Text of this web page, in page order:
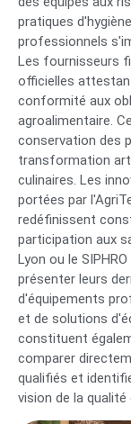
pratiques
professionnels
Les fournisseurs
officielles
conformité aux
agroalimentaire.
conservation des
transformation
culinaires. Les
portées par
redéfinissent
participation aux
Lyon ou le
présenter leurs
d'équipements
et de solutions
constituent
comparer
qualifiés et
vision de la qualité